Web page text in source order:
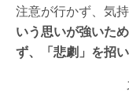
注意が行かず、気
いう思いが強いた
ず、「悲劇」を招